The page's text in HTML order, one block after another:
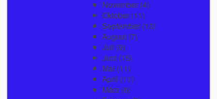
November (4)
Oktober (11)
September (13)
August (7)
Juli (9)
Juni (15)
Mai (11)
April (11)
März (6)